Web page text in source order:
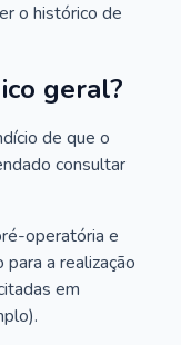
o histórico de
geral?
de que o
consultar
operatória e
a realização
em